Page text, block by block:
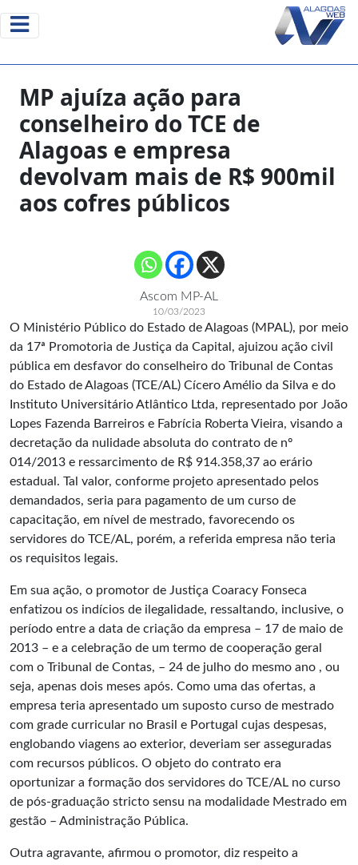
MP ajuíza ação para
conselheiro do TCE de
Alagoas e empresa
devolvam mais de R$ 900mil
aos cofres públicos
Ascom MP-AL
10/03/2023
O Ministério Público do Estado de Alagoas (MPAL), por meio
da 17ª Promotoria de Justiça da Capital, ajuizou ação civil
pública em desfavor do conselheiro do Tribunal de Contas
do Estado de Alagoas (TCE/AL) Cícero Amélio da Silva e do
Instituto Universitário Atlântico Ltda, representado por João
Lopes Fazenda Barreiros e Fabrícia Roberta Vieira, visando a
decretação da nulidade absoluta do contrato de nº
014/2013 e ressarcimento de R$ 914.358,37 ao erário
estadual. Tal valor, conforme projeto apresentado pelos
demandados, seria para pagamento de um curso de
capacitação, em nível de mestrado, favorecendo os
servidores do TCE/AL, porém, a referida empresa não teria
os requisitos legais.
Em sua ação, o promotor de Justiça Coaracy Fonseca
enfatizou os indícios de ilegalidade, ressaltando, inclusive, o
período entre a data de criação da empresa – 17 de maio de
2013 – e a celebração de um termo de cooperação geral
com o Tribunal de Contas, – 24 de julho do mesmo ano , ou
seja, apenas dois meses após. Como uma das ofertas, a
empresa teria apresentado um suposto curso de mestrado
com grade curricular no Brasil e Portugal cujas despesas,
englobando viagens ao exterior, deveriam ser asseguradas
com recursos públicos. O objeto do contrato era
oportunizar a formação dos servidores do TCE/AL no curso
de pós-graduação stricto sensu na modalidade Mestrado em
gestão – Administração Pública.
Outra agravante, afirmou o promotor, diz respeito a